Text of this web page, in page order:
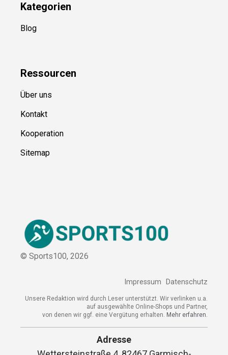
Kategorien
Blog
Ressourcen
Über uns
Kontakt
Kooperation
Sitemap
© Sports100, 2026
Impressum Datenschutz
Unsere Redaktion wird durch Leser unterstützt. Wir verlinken u.a.
auf ausgewählte Online-Shops und Partner,
von denen wir ggf. eine Vergütung erhalten. Mehr erfahren.
Adresse